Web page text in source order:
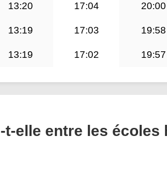
13:20 17:04 20:00
13:19 17:03 19:58
13:19 17:02 19:57
t-elle entre les écoles